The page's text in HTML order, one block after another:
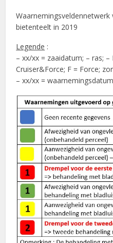
bietenteelt in 2019
Legende :
– xx/xx = zaaidatum; – ras;
Cruiser&Force; F = Force;
– xx/xx = waarnemingsdatum